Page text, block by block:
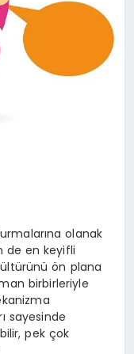
olanak
de en keyifli
ön plana
birbirleriyle
sayesinde
pek çok